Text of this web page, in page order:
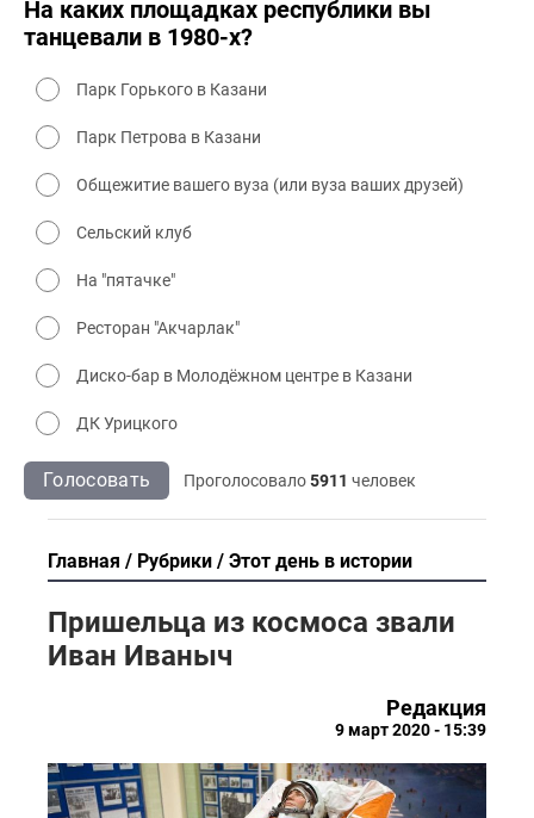
На каких площадках республики вы
танцевали в 1980-х?
Парк Горького в Казани
Парк Петрова в Казани
Общежитие вашего вуза (или вуза ваших друзей)
Сельский клуб
На "пятачке"
Ресторан "Акчарлак"
Диско-бар в Молодёжном центре в Казани
ДК Урицкого
Голосовать Проголосовало5911 человек
Главная Рубрики Этот день в истории
Пришельца из космоса звали
Иван Иваныч
Редакция
9 март 2020 - 15:39